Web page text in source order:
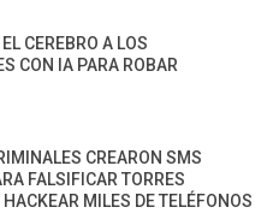
CEREBRO A LOS
CON IA PARA ROBAR
CREARON SMS
FALSIFICAR TORRES
HACKEAR MILES DE TELÉFONOS